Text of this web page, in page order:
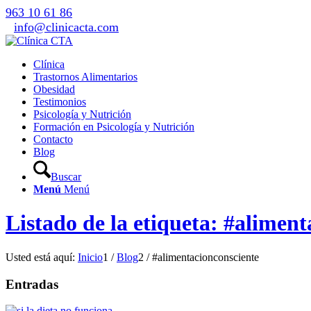
963 10 61 86
info@clinicacta.com
Clínica
Trastornos Alimentarios
Obesidad
Testimonios
Psicología y Nutrición
Formación en Psicología y Nutrición
Contacto
Blog
Buscar
Menú Menú
Listado de la etiqueta:
Usted está aquí: Inicio1 / Blog2 / #alimentacionconsciente
Entradas